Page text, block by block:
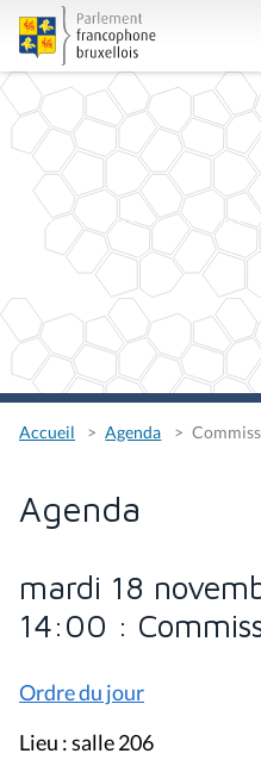
Accueil Agenda
Agenda
mardi 18
14:00 :
Ordre du jour
Lieu : salle 206